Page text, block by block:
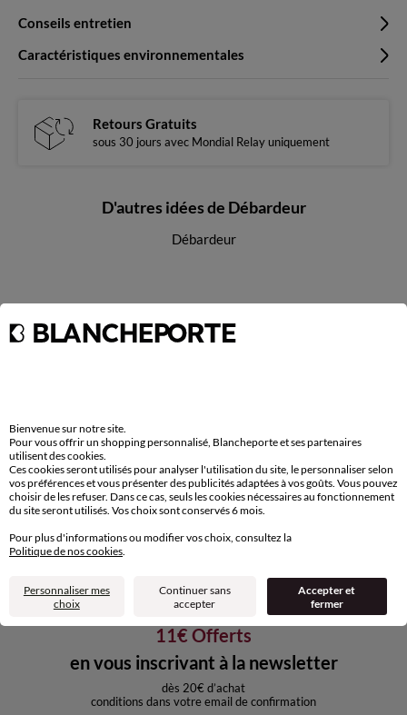
Conseils entretien
Caractéristiques environnementales
Retours Gratuits
sous 30 jours avec Mondial Relay uniquement
D'autres idées de Débardeur
Débardeur
Paiement 100% sécurisé
Payez plus tard ou en plusieurs fois
Retours gratuits
sous 30 jours avec Mondial Relay
uniquement
Service clients
par chat et par téléphone
11€ Offerts
en vous inscrivant à la newsletter
dès 20€ d’achat
conditions dans votre email de confirmation
Bienvenue sur notre site.
Pour vous offrir un shopping personnalisé, Blancheporte et ses partenaires
utilisent des cookies.
Ces cookies seront utilisés pour analyser l'utilisation du site, le personnaliser selon
vos préférences et vous présenter des publicités adaptées à vos goûts. Vous pouvez
choisir de les refuser. Dans ce cas, seuls les cookies nécessaires au fonctionnement
du site seront utilisés. Vos choix sont conservés 6 mois.
Pour plus d'informations ou modifier vos choix, consultez la
Politique de nos cookies.
Personnaliser mes
choix
Continuer sans
accepter
Accepter et
fermer